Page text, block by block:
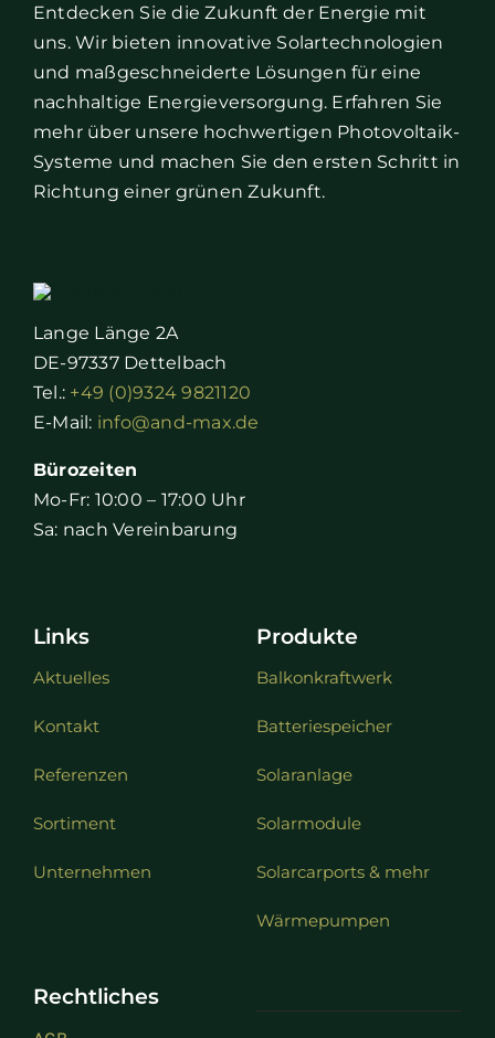
Entdecken Sie die Zukunft der Energie mit
uns. Wir bieten innovative Solartechnologien
und maßgeschneiderte Lösungen für eine
nachhaltige Energieversorgung. Erfahren Sie
mehr über unsere hochwertigen Photovoltaik-
Systeme und machen Sie den ersten Schritt in
Richtung einer grünen Zukunft.
Lange Länge 2A
DE-97337 Dettelbach
Tel.: +49 (0)9324 9821120
E-Mail: info@and-max.de
Bürozeiten
Mo-Fr: 10:00 – 17:00 Uhr
Sa: nach Vereinbarung
Links
Aktuelles
Kontakt
Referenzen
Sortiment
Unternehmen
Produkte
Balkonkraftwerk
Batteriespeicher
Solaranlage
Solarmodule
Solarcarports & mehr
Wärmepumpen
Rechtliches